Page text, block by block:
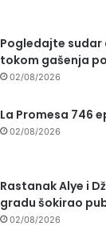
Pogledajte
tokom gašenja
02/08/2026
La Promesa 746
02/08/2026
Rastanak Alye i
gradu šokirao
02/08/2026